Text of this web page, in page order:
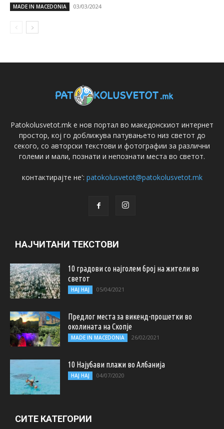
MADE IN MACEDONIA 03/03/2024
Patokolusvetot.mk е нов портал во македонскиот интернет
простор, кој го доближува патувањето низ светот до
секого, со авторски текстови и фотографии за различни
големи и мали, познати и непознати места во светот.
контактирајте не': patokolusvetot@patokolusvetot.mk
НАЈЧИТАНИ ТЕКСТОВИ
10 градови со најголем број на жители во
светот
НАЈ НАЈ 05/04/2021
Предлог места за викенд-прошетки во
околината на Скопје
MADE IN MACEDONIA 26/02/2021
10 Најубави плажи во Албанија
НАЈ НАЈ 04/07/2020
СИТЕ КАТЕГОРИИ